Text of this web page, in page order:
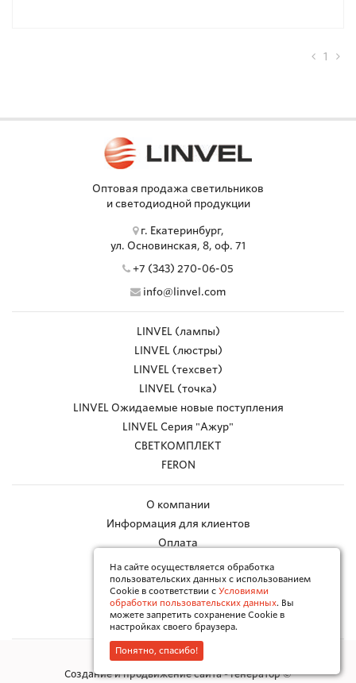
1
Оптовая продажа светильников
и светодиодной продукции
г. Екатеринбург,
ул. Основинская, 8, оф. 71
+7 (343) 270-06-05
info@linvel.com
LINVEL (лампы)
LINVEL (люстры)
LINVEL (техсвет)
LINVEL (точка)
LINVEL Ожидаемые новые поступления
LINVEL Серия "Ажур"
СВЕТКОМПЛЕКТ
FERON
О компании
Информация для клиентов
Оплата
Работа с браком
Каталоги в PDF
Контакты
Политика конфиденциальности
Создание и продвижение сайта - Генератор ©
На сайте осуществляется обработка
пользовательских данных с использованием
Cookie в соответствии с Условиями
обработки пользовательских данных. Вы
можете запретить сохранение Cookie в
настройках своего браузера.
Понятно, спасибо!